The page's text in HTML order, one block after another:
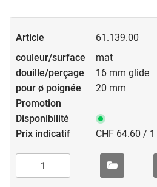
61.139.00
mat
16 mm glide
20 mm
CHF 64.60 /